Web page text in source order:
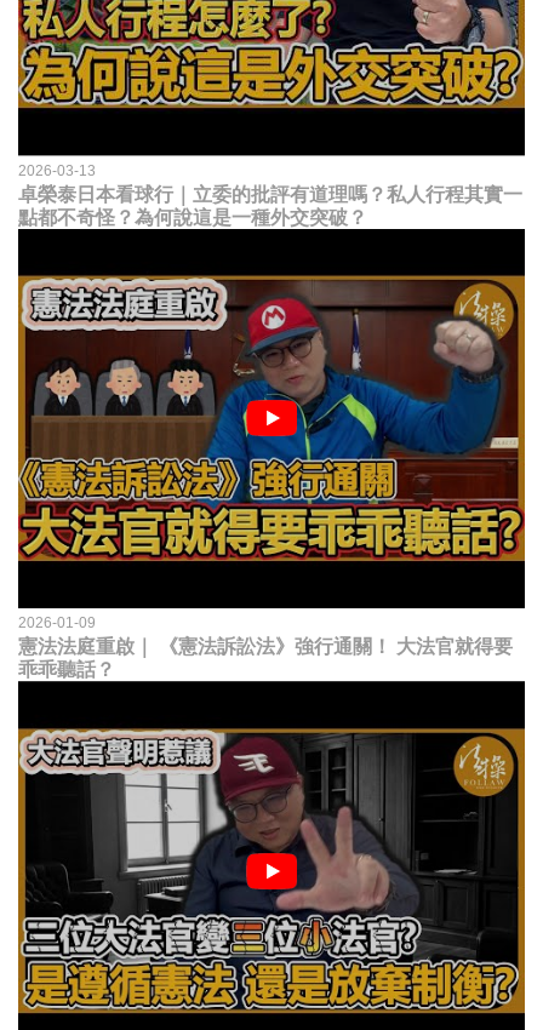
2026-03-13
卓榮泰日本看球行｜立委的批評有道理嗎？私人行程其實一
點都不奇怪？為何說這是一種外交突破？
2026-01-09
憲法法庭重啟｜ 《憲法訴訟法》強行通關！ 大法官就得要
乖乖聽話？